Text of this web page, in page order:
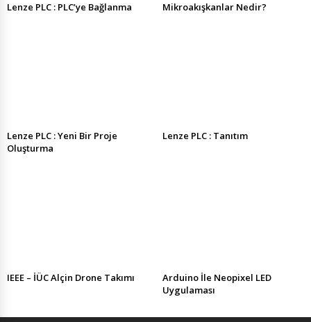
Lenze PLC : PLC’ye Bağlanma Mikroakışkanlar Nedir?
Lenze PLC : Yeni Bir Proje
Oluşturma
Lenze PLC : Tanıtım
IEEE – İÜC Alçin Drone Takımı
Arduino İle Neopixel LED
Uygulaması